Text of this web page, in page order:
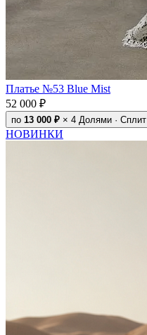
Платье №53 Blue Mist
52 000 ₽
по 13 000 ₽ × 4 Долями · Сплит
НОВИНКИ